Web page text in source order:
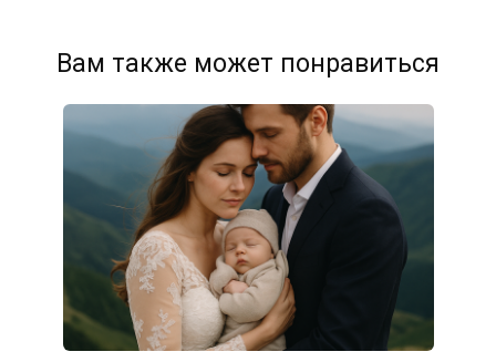
Вам также может понравиться